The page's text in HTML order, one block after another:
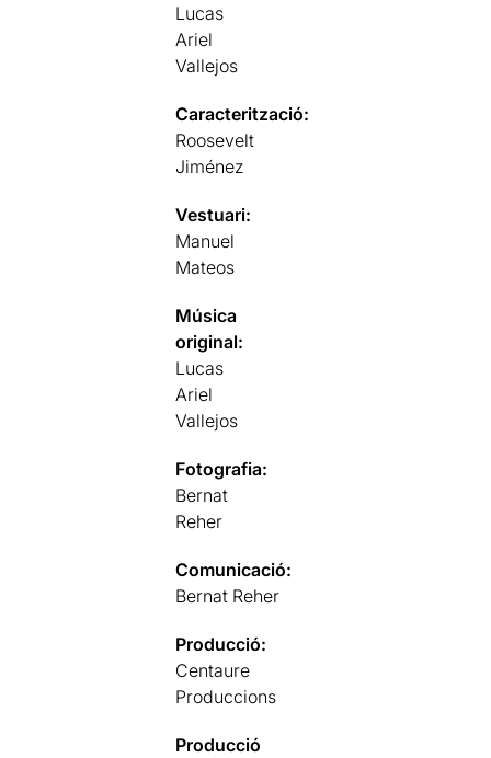
Lucas
Ariel
Vallejos
Caracterització:
Roosevelt
Jiménez
Vestuari:
Manuel
Mateos
Música
original:
Lucas
Ariel
Vallejos
Fotografia:
Bernat
Reher
Comunicació:
Bernat Reher
Producció:
Centaure
Produccions
Producció